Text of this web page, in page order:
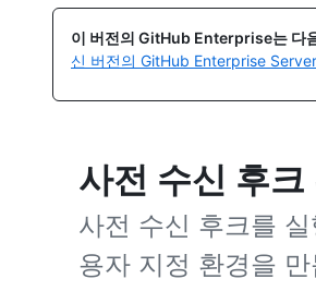
이 버전의 GitHub Enterprise는 다
신 버전의 GitHub Enterprise
사전 수신 후크
사전 수신 후크를
용자 지정 환경을